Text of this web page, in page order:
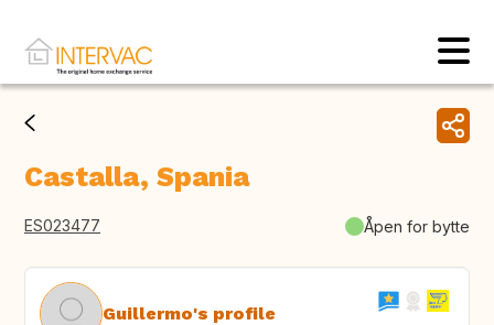
Castalla, Spania
ES023477 Åpen for bytte
Guillermo's profile